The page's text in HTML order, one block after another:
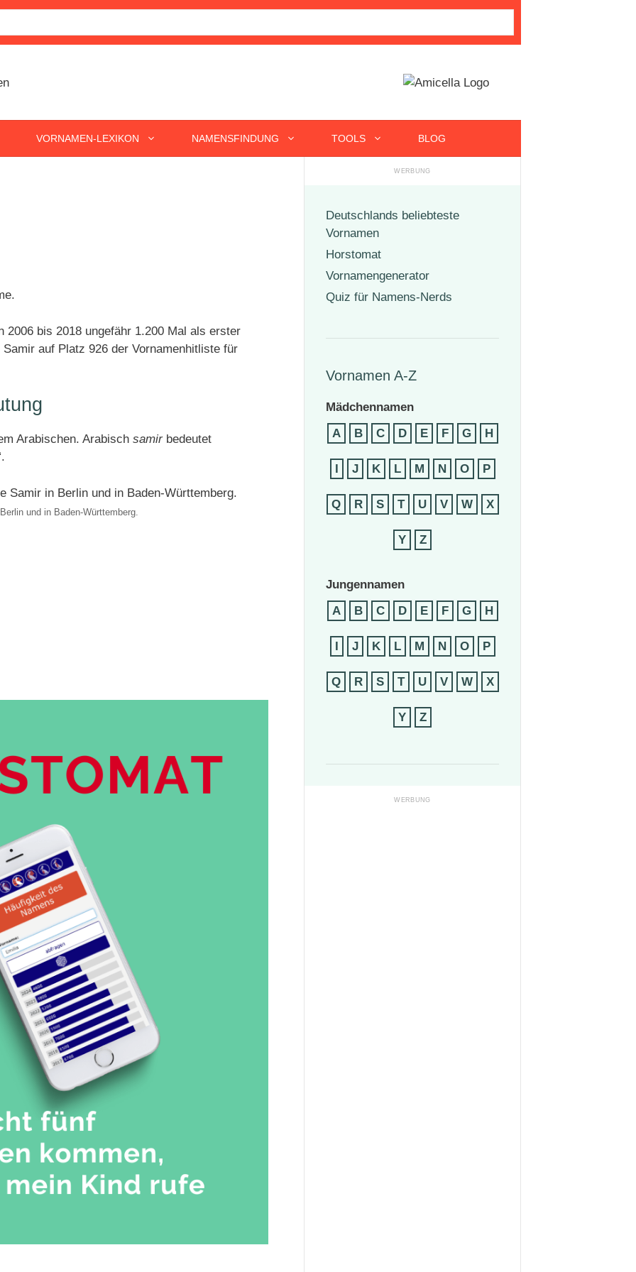
VORNAMEN-LEXIKON NAMENSFINDUNG TOOLS BLOG
2006 bis 2018 ungefähr 1.200 Mal als erster
auf Platz 926 der Vornamenhitliste für
Arabischen. Arabisch samirbedeutet
und in Baden-Württemberg.
Deutschlands beliebteste
Vornamen
Horstomat
Vornamengenerator
Quiz für Namens-Nerds
Vornamen A-Z
Mädchennamen
A
B C D E F G H
I J K L M N O P
Q R S T U V W X
Y Z
Jungennamen
A
B C D E F G H
I J K L M N O P
Q R S T U V W X
Y Z